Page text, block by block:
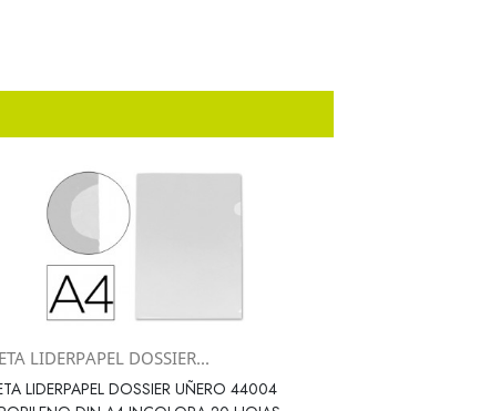
Vista rápida
LIDERPAPEL DOSSIER...
LIDERPAPEL DOSSIER UÑERO 44004